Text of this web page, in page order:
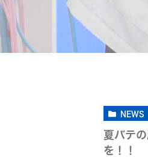
NEWS
夏バテ
を！！